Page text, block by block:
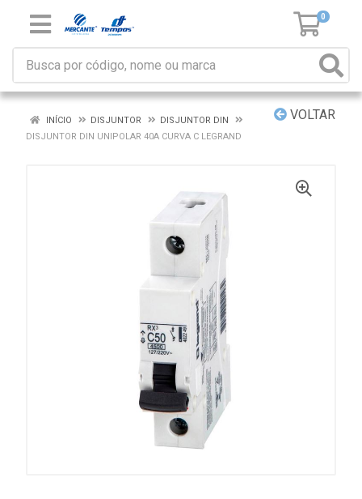
0
VOLTAR
INÍCIO DISJUNTOR
DISJUNTOR DIN
DISJUNTOR DIN UNIPOLAR 40A CURVA C LEGRAND